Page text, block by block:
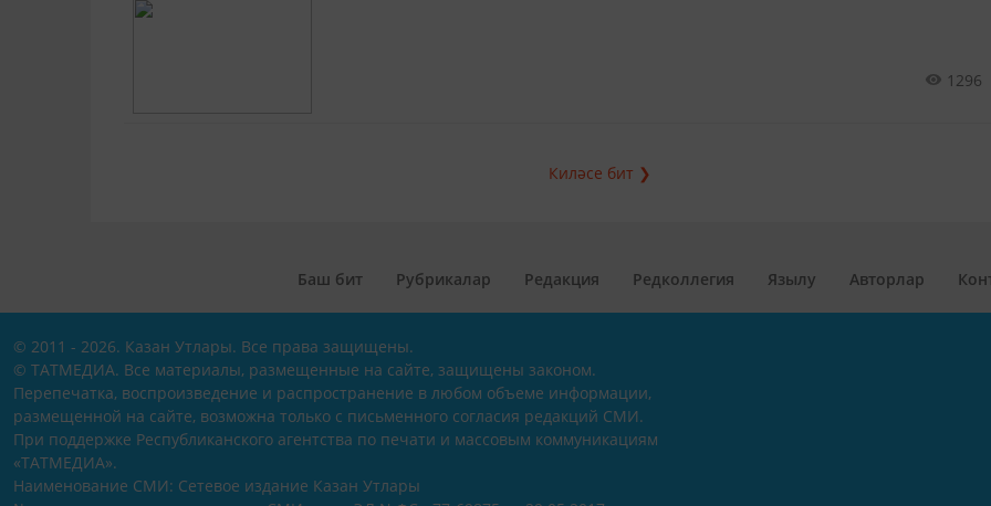
1296
Киләсе бит ❯
Баш бит Рубрикалар Редакция Редколлегия Язылу Авторлар
© 2011 - 2026. Казан Утлары. Все права защищены.
© ТАТМЕДИА. Все материалы, размещенные на сайте, защищены законом.
Перепечатка, воспроизведение и распространение в любом объеме информации,
размещенной на сайте, возможна только с письменного согласия редакций СМИ.
При поддержке Республиканского агентства по печати и массовым коммуникациям
«ТАТМЕДИА».
Наименование СМИ: Сетевое издание Казан Утлары